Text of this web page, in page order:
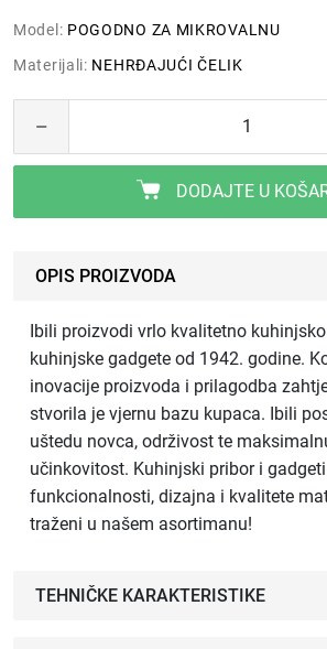
Model: POGODNO ZA MIKROVALNU
Materijali: NEHRĐAJUĆI ČELIK
DODAJTE U
OPIS PROIZVODA
Ibili proizvodi vrlo kvalitetno
kuhinjske gadgete od 1942. godine.
inovacije proizvoda i prilagodba
stvorila je vjernu bazu kupaca. Ibili
uštedu novca, održivost te
učinkovitost. Kuhinjski pribor i
funkcionalnosti, dizajna i kvalitete
traženi u našem asortimanu!
TEHNIČKE KARAKTERISTIKE